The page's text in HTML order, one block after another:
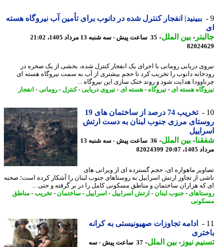
ببینید| انفجار کنترل شده در دانوب برای تأمین آب نیروگاه هسته
-بین الملل-35 ساعت پیش - سه شنبه 13 مرداد 1405، 21:02
دریایی رومانی با اجرای یک انفجار کنترل شده، بخشی از یک صخره در
دانوب را تخریب کرد تا حجم بیشتری از آب به سمت نیروگاه هسته ای
هدایت شود و روند خنک سازی این نیروگاه ...
هسته ای- نیروگاه -هسته ای- نیروی دریایی -کنترل-رومانی-انفجار
تخریب 74 درصد از ساختمان های 19
مرزی جنوب لبنان به دست ارتش
-بین الملل-
36 ساعت پیش - سه شنبه 13
20:07
82024399
ماهواره ای، حجم گسترده ای از ویرانی های
از تجاوز ارتش اسراییل به روستاهای جنوب لبنان را آشکار کرده است؛ صحنه
هزاران ساختمان و مناطق مسکونی کامل را در بر گرفته و حتی ...
-جنوب لبنان-ارتش اسراییل -اسراییل -ساختمان-تخریب-مناطق
ادامه تجاوزات صهیونیستی به کرانه
نیوز-بین الملل-
37 ساعت پیش - سه